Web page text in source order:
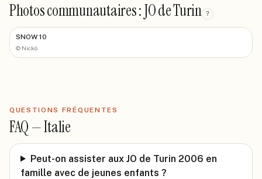
Photos communautaires : JO de Turin ?
SNOW 10
© Nickö
QUESTIONS FRÉQUENTES
FAQ —Italie
Peut-on assister aux JO de Turin 2006 en
famille avec de jeunes enfants ?